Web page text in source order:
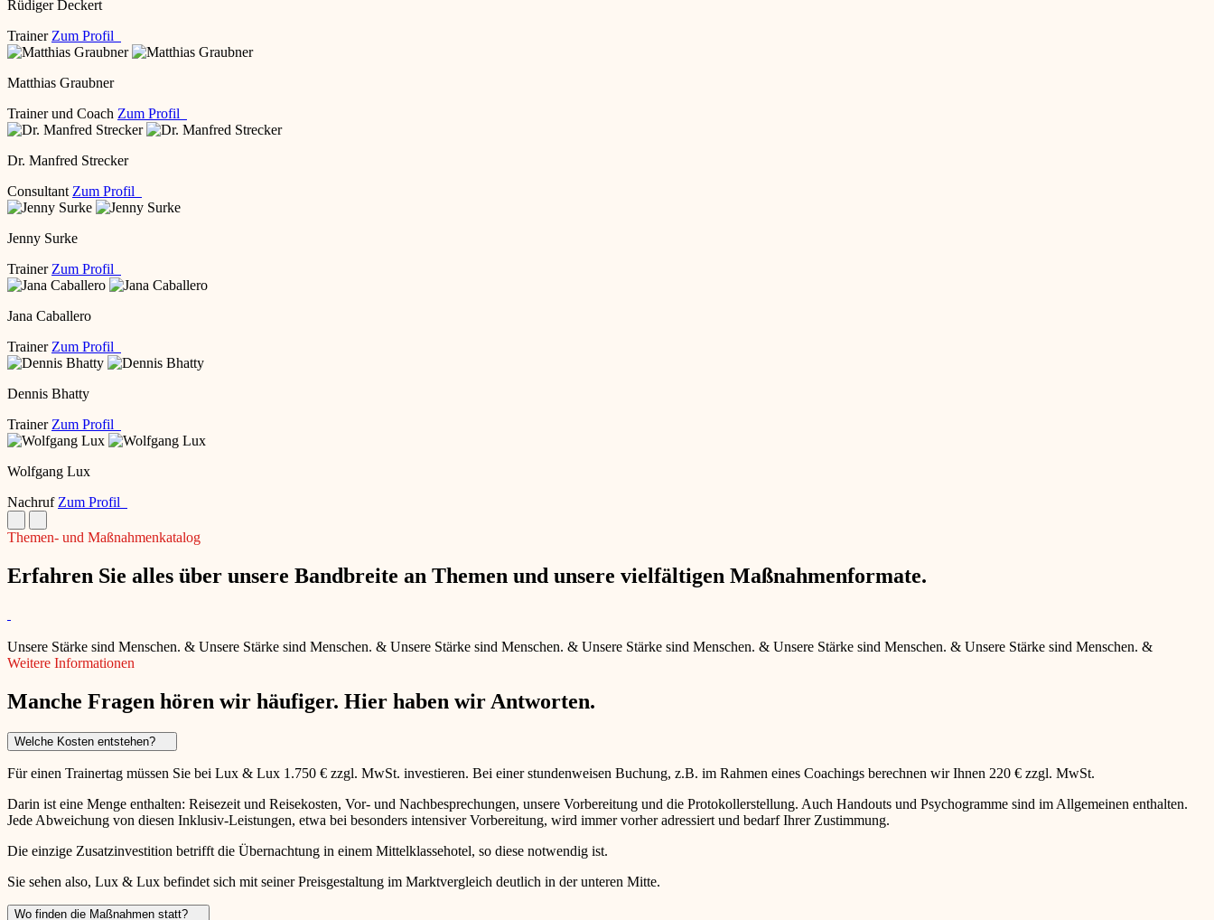
Rüdiger Deckert
Trainer Zum Profil
Matthias Graubner
Trainer und Coach Zum Profil
Dr. Manfred Strecker
Consultant Zum Profil
Jenny Surke
Trainer Zum Profil
Jana Caballero
Trainer Zum Profil
Dennis Bhatty
Trainer Zum Profil
Wolfgang Lux
Nachruf Zum Profil
Themen- und Maßnahmenkatalog
Erfahren Sie alles über unsere Bandbreite an Themen und unsere vielfältigen Maßnahmenformate.
Unsere Stärke sind Menschen. & Unsere Stärke sind Menschen. & Unsere Stärke sind Menschen. & Unsere Stärke sind Menschen. & Unsere Stärke sind Menschen. & Unsere Stärke sind Menschen. &
Weitere Informationen
Manche Fragen hören wir häufiger. Hier haben wir Antworten.
Welche Kosten entstehen?
Für einen Trainertag müssen Sie bei Lux & Lux 1.750 € zzgl. MwSt. investieren. Bei einer stundenweisen Buchung, z.B. im Rahmen eines Coachings berechnen wir Ihnen 220 € zzgl. MwSt.
Darin ist eine Menge enthalten: Reisezeit und Reisekosten, Vor- und Nachbesprechungen, unsere Vorbereitung und die Protokollerstellung. Auch Handouts und Psychogramme sind im Allgemeinen enthalten.
Jede Abweichung von diesen Inklusiv-Leistungen, etwa bei besonders intensiver Vorbereitung, wird immer vorher adressiert und bedarf Ihrer Zustimmung.
Die einzige Zusatzinvestition betrifft die Übernachtung in einem Mittelklassehotel, so diese notwendig ist.
Sie sehen also, Lux & Lux befindet sich mit seiner Preisgestaltung im Marktvergleich deutlich in der unteren Mitte.
Wo finden die Maßnahmen statt?